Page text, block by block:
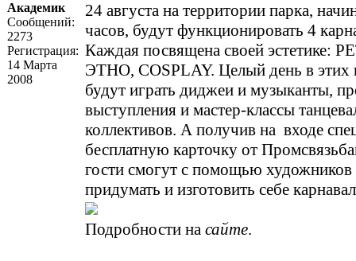
Академик
Сообщений:
2273
Регистрация:
14 Марта
2008
24 августа на территории парка,
часов, будут функционировать 4
Каждая посвящена своей эстетике:
ЭТНО, COSPLAY. Целый день в этих
будут играть диджеи и музыканты,
выступления и мастер-классы
коллективов. А получив на входе
бесплатную карточку от
гости смогут с помощью художников
придумать и изготовить себе
Подробности на сайте.